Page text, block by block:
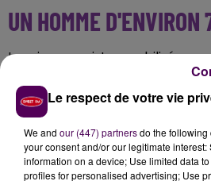
UN HOMME D'ENVIRON
Les six secouristes mobilisés,
Nogent-le-Rotrou et de
engins d'intervention, ont
homme d'environ 70 ans
A 19h30, le médecin du Smur a
avait succombéà ses
Le respect de votre vie
We and our (447) partnersdo the following
your consent and/or our legitimate interest:
information on a device; Use limited data
profiles for personalised advertising; Use